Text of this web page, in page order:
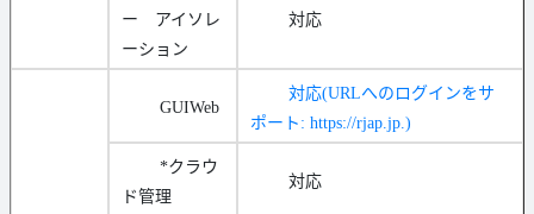
ー アイソレ
ーション
対応
GUIWeb
対応(URLへのログインをサ
ポート: https://rjap.jp.)
*クラウ
ド管理
対応